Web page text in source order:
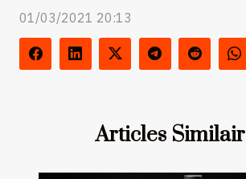
01/03/2021 20:13
Articles